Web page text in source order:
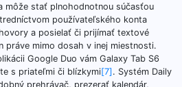
môže stať plnohodnotnou súčasťou
používateľského konta
a posielať či prijímať textové
práve mimo dosah v inej miestnosti.
Google Duo vám Galaxy Tab S6
s priateľmi či blízkymi[7]. Systém Daily
prehrávač, prezerať kalendár,